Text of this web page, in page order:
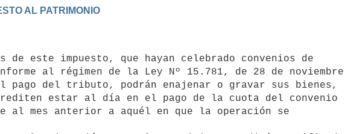
AL PATRIMONIO
al régimen de la Ley Nº 15.781, de 28 de noviembre
pago del tributo, podrán enajenar o gravar sus bienes,
estar al día en el pago de la cuota del convenio
al mes anterior a aquél en que la operación se